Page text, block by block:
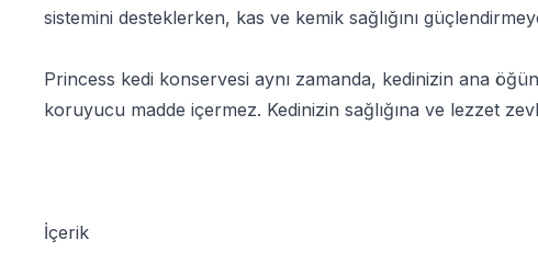
sistemini desteklerken, kas ve kemik sağlığını
Princess kedi konservesi aynı zamanda, kedinizin ana
koruyucu madde içermez. Kedinizin sağlığına ve lezzet
İçerik